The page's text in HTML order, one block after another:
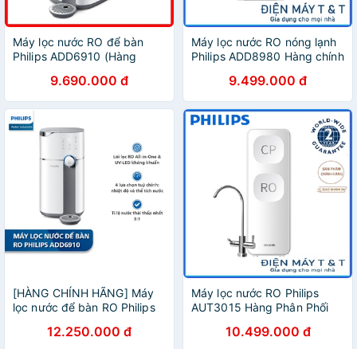
Máy lọc nước RO để bàn
Philips ADD6910 (Hàng
9.690.000 đ
Máy lọc nước RO nóng lạnh
Philips ADD8980 Hàng chính
9.499.000 đ
[HÀNG CHÍNH HÃNG] Máy
lọc nước để bàn RO Philips
12.250.000 đ
Máy lọc nước RO Philips
AUT3015 Hàng Phân Phối
10.499.000 đ